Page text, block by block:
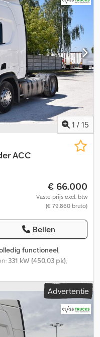
1 / 15
ACC
€ 66.000
Vaste prijs excl. btw
(€ 79.860 bruto)
Bellen
functioneel,
331 kW (450,03 pk)
375 mm, kleur:wit, soort
Euro 6, Bouwjaar:2023,
cm³
, stuurwielpositie:
volledige
CR Accu, 210 Ah, achter
Emissie 2016
Advertentie